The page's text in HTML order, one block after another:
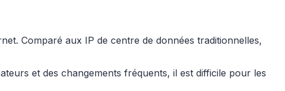
Comparé aux IP de centre de données traditionnelles,
et des changements fréquents, il est difficile pour les